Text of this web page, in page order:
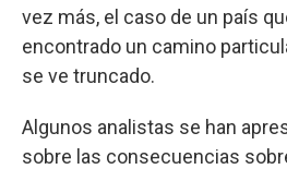
vez más, el caso de un país
encontrado un camino
se ve truncado.
Algunos analistas se han
sobre las consecuencias